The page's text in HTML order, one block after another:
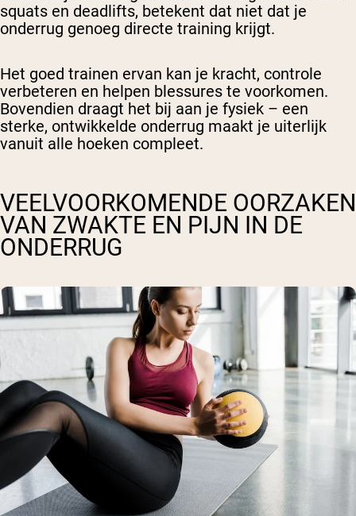
squats en deadlifts, betekent dat niet dat je
onderrug genoeg directe training krijgt.
Het goed trainen ervan kan je kracht, controle
verbeteren en helpen blessures te voorkomen.
Bovendien draagt het bij aan je fysiek – een
sterke, ontwikkelde onderrug maakt je uiterlijk
vanuit alle hoeken compleet.
VEELVOORKOMENDE OORZAKEN
VAN ZWAKTE EN PIJN IN DE
ONDERRUG